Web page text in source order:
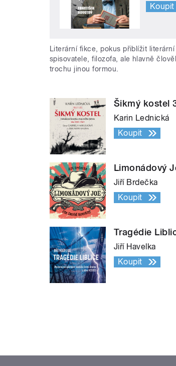
Koupit
Literární fikce, pokus přiblížit literární
spisovatele, filozofa, ale hlavně
trochu jinou formou.
Šikmý kostel
Karin Lednická
Koupit
Limonádový
Jiří Brdečka
Koupit
Tragédie
Jiří Havelka
Koupit